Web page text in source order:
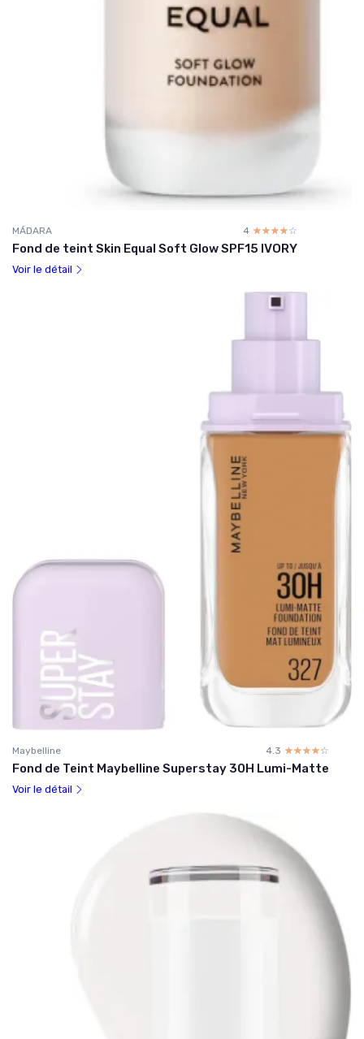
MÁDARA 4 ☆☆☆☆☆
★★★★★
Fond de teint Skin Equal Soft Glow SPF15 IVORY
Voir le détail
Maybelline 4.3 ☆☆☆☆☆
★★★★★
Fond de Teint Maybelline Superstay 30H Lumi-Matte
Voir le détail